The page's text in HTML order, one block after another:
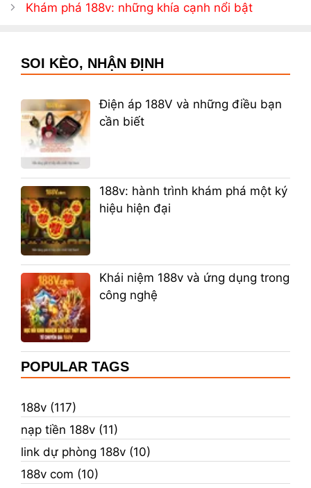
Khám phá 188v: những khía cạnh nổi bật
SOI KÈO, NHẬN ĐỊNH
Điện áp 188V và những điều bạn
cần biết
188v: hành trình khám phá một ký
hiệu hiện đại
Khái niệm 188v và ứng dụng trong
công nghệ
POPULAR TAGS
188v (117)
nạp tiền 188v (11)
link dự phòng 188v (10)
188v com (10)